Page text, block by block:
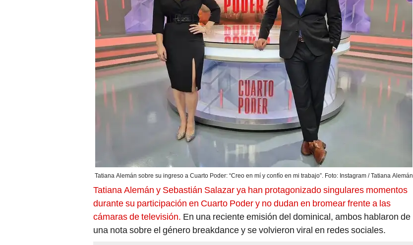
Tatiana Alemán sobre su ingreso a Cuarto Poder: “Creo en mí y confío en mi trabajo”. Foto: Instagram / Tatiana Alemán
Tatiana Alemán y Sebastián Salazar ya han protagonizado singulares momentos
durante su participación en Cuarto Poder y no dudan en bromear frente a las
cámaras de televisión. En una reciente emisión del dominical, ambos hablaron de
una nota sobre el género breakdance y se volvieron viral en redes sociales.